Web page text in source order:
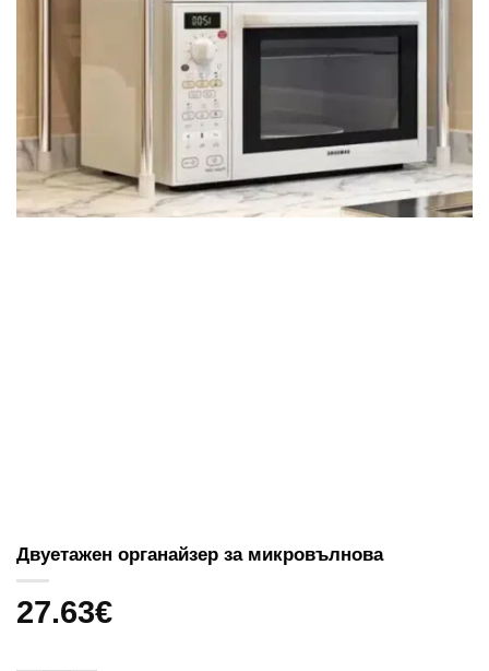
Двуетажен органайзер за микровълнова
27.63€